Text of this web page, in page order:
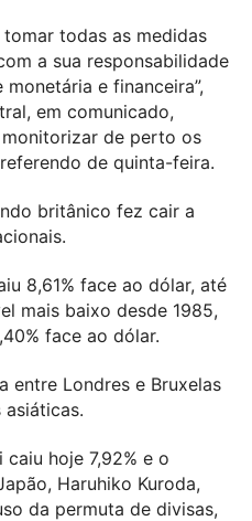
todas as medidas
a sua responsabilidade
e financeira”,
em comunicado,
de perto os
de quinta-feira.
britânico fez cair a
8,61% face ao dólar, até
mais baixo desde 1985,
face ao dólar.
entre Londres e Bruxelas
hoje 7,92% e o
Haruhiko Kuroda,
da permuta de divisas,